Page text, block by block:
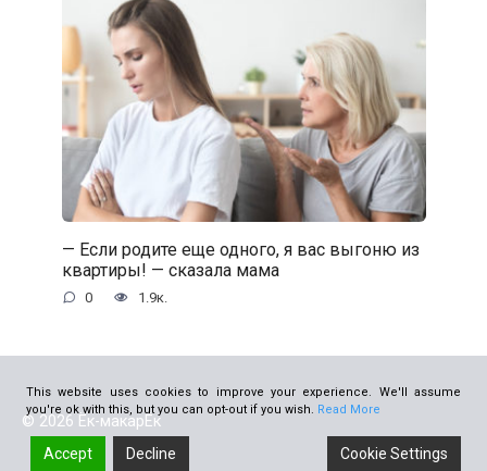
— Если родите еще одного, я вас выгоню из
квартиры! — сказала мама
0 1.9к.
© 2026 Ёк-макарЁк
This website uses cookies to improve your experience. We'll assume
you're ok with this, but you can opt-out if you wish. Read More
Accept Decline Cookie Settings